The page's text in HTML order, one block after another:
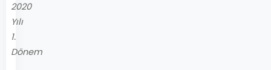
2020
Yılı
1.
Dönem